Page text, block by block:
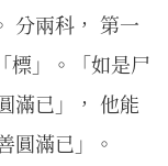
分兩科， 第一
標」。「如是尸
滿已」， 他能
圓滿已」。